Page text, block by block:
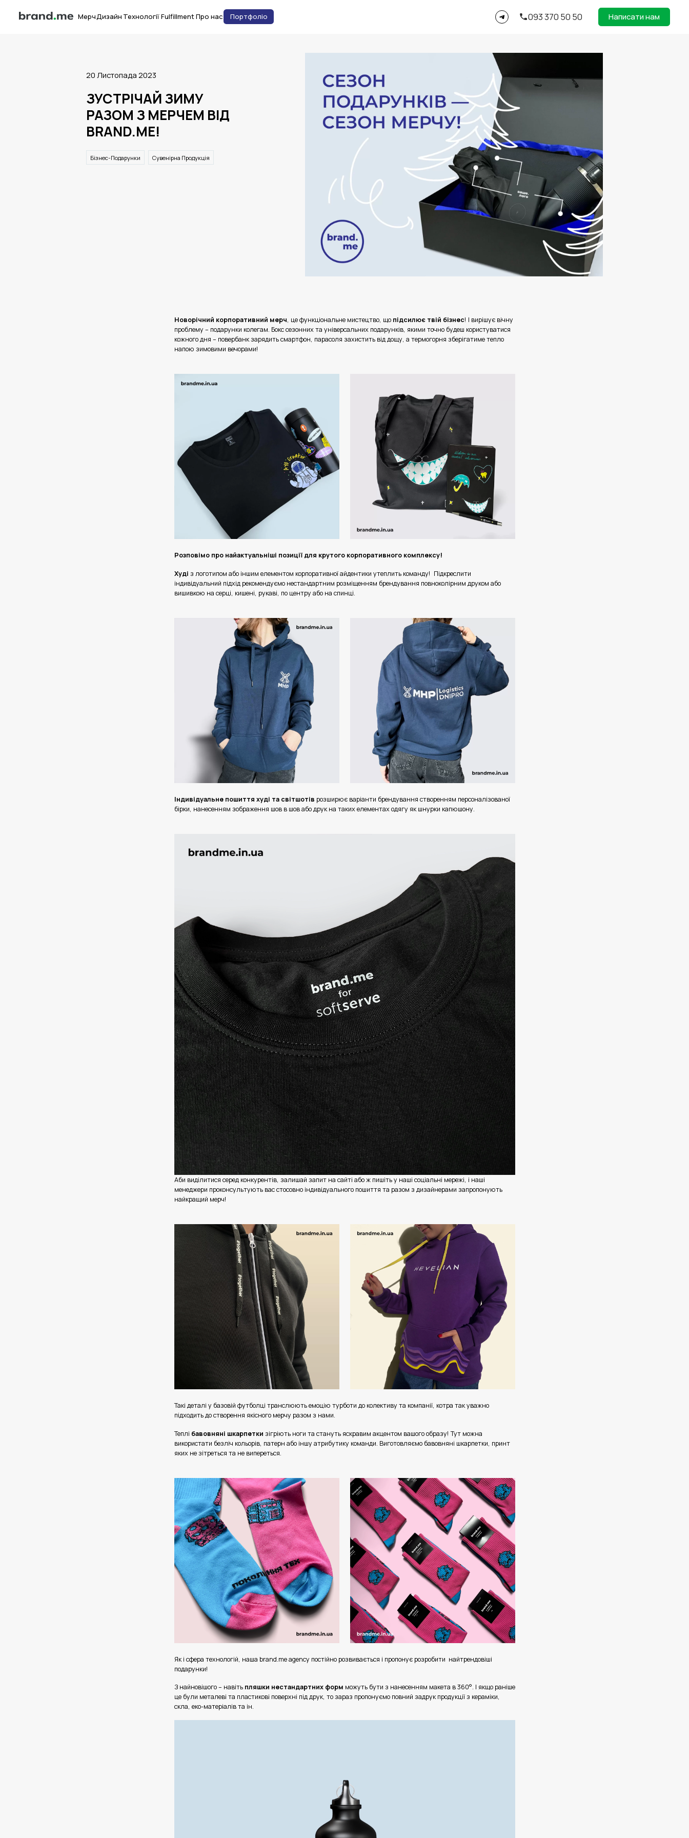
МерчДизайн Технології FulfillmentПро нас Портфоліо 093 370 50 50 Написати нам
20 Листопада 2023
ЗУСТРІЧАЙ ЗИМУ
РАЗОМ З МЕРЧЕМ ВІД
BRAND.ME!
Бізнес-Подарунки Сувенірна Продукція
Новорічний корпоративний мерч, це функціональне мистецтво, що підсилює твій бізнес! І вирішує вічну
проблему – подарунки колегам. Бокс сезонних та універсальних подарунків, якими точно будеш користуватися
кожного дня – повербанк зарядить смартфон, парасоля захистить від дощу, а термогорня зберігатиме тепло
напою зимовими вечорами!
Розповімо про найактуальніші позиції для крутого корпоративного комплексу!
Худі з логотипом або іншим елементом корпоративної айдентики утеплить команду! Підкреслити
індивідуальний підхід рекомендуємо нестандартним розміщенням брендування повноколірним друком або
вишивкою на серці, кишені, рукаві, по центру або на спинці.
Індивідуальне пошиття худі та світшотів розширює варіанти брендування створенням персоналізованої
бірки, нанесенням зображення шов в шов або друк на таких елементах одягу як шнурки капюшону.
Аби виділитися серед конкурентів, залишай запит на сайті або ж пишіть у наші соціальні мережі, і наші
менеджери проконсультують вас стосовно індивідуального пошиття та разом з дизайнерами запропонують
найкращий мерч!
Такі деталі у базовій футболці транслюють емоцію турботи до колективу та компанії, котра так уважно
підходить до створення якісного мерчу разом з нами.
Теплі бавовняні шкарпетки зігріють ноги та стануть яскравим акцентом вашого образу!Тут можна
використати безліч кольорів, патерн або іншу атрибутику команди. Виготовляємо бавовняні шкарпетки, принт
яких не зітреться та не випереться.
Як і сфера технологій, наша brand.me agency постійно розвивається і пропонує розробити найтрендовіші
подарунки!
З найновішого – навіть пляшки нестандартних форм можуть бути з нанесенням макета в 360°. І якщо раніше
це були металеві та пластикові поверхні під друк, то зараз пропонуємо повний задрук продукції з кераміки,
скла, еко-матеріалів та ін.